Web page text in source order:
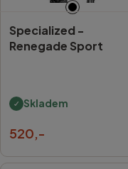
Specialized -
Renegade Sport
Skladem
520,-